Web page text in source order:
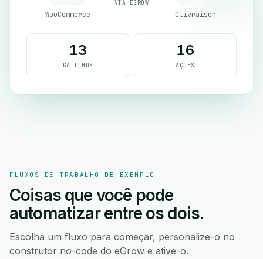
WooCommerce
VIA EGROW
Olivraison
13
GATILHOS
16
AÇÕES
FLUXOS DE TRABALHO DE EXEMPLO
Coisas que você pode
automatizar entre os dois.
Escolha um fluxo para começar, personalize-o no
construtor no-code do eGrow e ative-o.